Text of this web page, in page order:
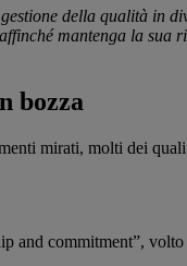
della qualità in
mantenga la
bozza
mirati, molti dei
and commitment”,